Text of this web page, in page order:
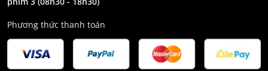
Phương thức thanh toán